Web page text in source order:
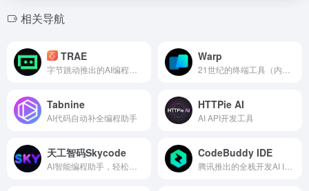
相关导航
TRAE Warp
Tabnine
AI代码自动补全编程助手
HTTPie AI
AI API开发工具
天工智码Skycode CodeBuddy IDE